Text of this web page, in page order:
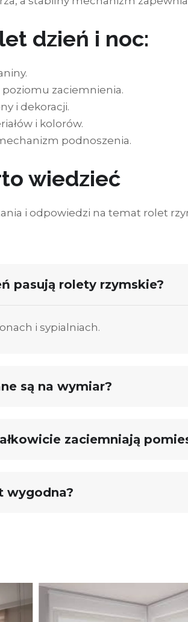
dzień i noc:
poziomu zaciemnienia.
i dekoracji.
i kolorów.
podnoszenia.
wiedzieć
i odpowiedzi na temat rolet
pasują rolety rzymskie?
i sypialniach.
są na wymiar?
zaciemniają
wygodna?